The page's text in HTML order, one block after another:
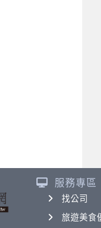
服務專區
找公司
旅遊美食